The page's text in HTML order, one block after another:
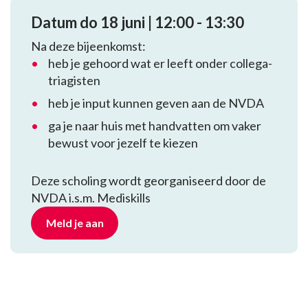
Datum do 18 juni | 12:00 - 13:30
Na deze bijeenkomst:
heb je gehoord wat er leeft onder collega-
triagisten
heb je input kunnen geven aan de NVDA
ga je naar huis met handvatten om vaker
bewust voor jezelf te kiezen
Deze scholing wordt georganiseerd door de
NVDA i.s.m. Mediskills
Meld je aan